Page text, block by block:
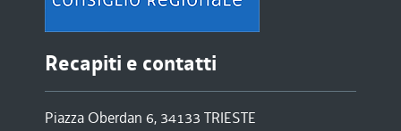
Recapiti e contatti
Piazza Oberdan 6, 34133 TRIESTE